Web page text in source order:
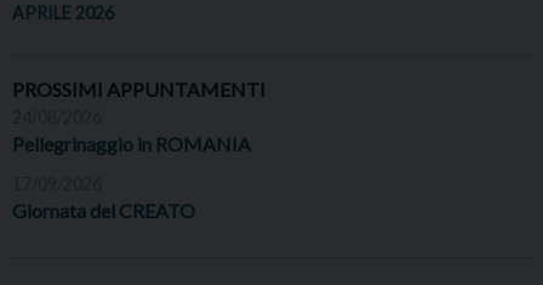
APRILE 2026
PROSSIMI APPUNTAMENTI
Pellegrinaggio in ROMANIA
Giornata del CREATO